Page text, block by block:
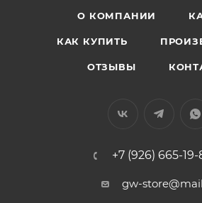
О КОМПАНИИ
КАК КУПИТЬ
ОТЗЫВЫ
+7 (926) 665-19-
gw-